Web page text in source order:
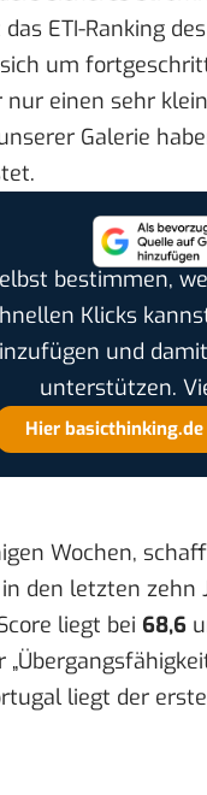
das ETI-Ranking
um
nur einen sehr
Galerie
bestimmen,
Klicks
und
unterstützen.
Hier
Wochen,
den letzten
liegt bei 68,6
liegt der